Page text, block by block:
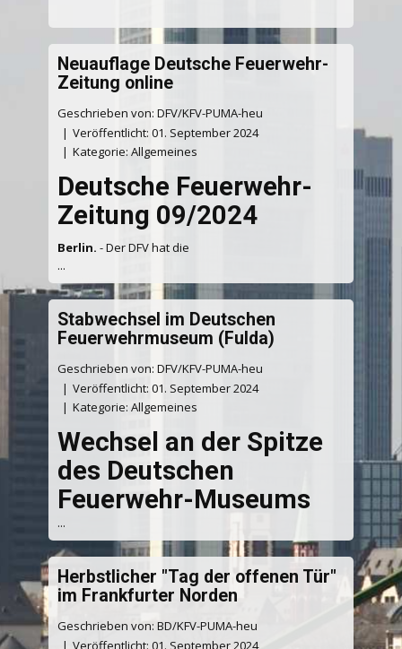
Neuauflage Deutsche Feuerwehr-
Zeitung online
Geschrieben von: DFV/KFV-PUMA-heu
Veröffentlicht: 01. September 2024
Kategorie: Allgemeines
Deutsche Feuerwehr-
Zeitung 09/2024
Berlin. - Der DFV hat die
...
Stabwechsel im Deutschen
Feuerwehrmuseum (Fulda)
Geschrieben von: DFV/KFV-PUMA-heu
Veröffentlicht: 01. September 2024
Kategorie: Allgemeines
Wechsel an der Spitze
des Deutschen
Feuerwehr-Museums
...
Herbstlicher "Tag der offenen Tür"
im Frankfurter Norden
Geschrieben von: BD/KFV-PUMA-heu
Veröffentlicht: 01. September 2024